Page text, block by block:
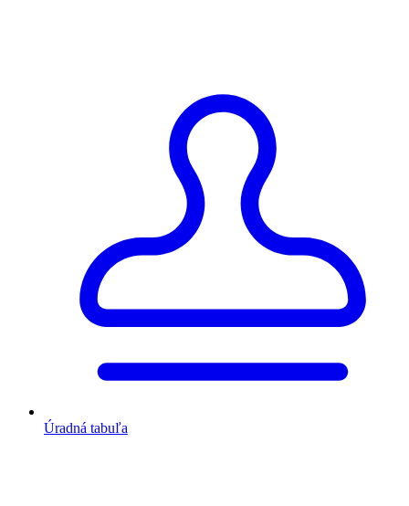
Úradná tabuľa